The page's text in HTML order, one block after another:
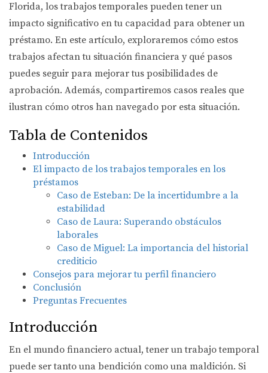
Florida, los trabajos temporales pueden tener un
impacto significativo en tu capacidad para obtener un
préstamo. En este artículo, exploraremos cómo estos
trabajos afectan tu situación financiera y qué pasos
puedes seguir para mejorar tus posibilidades de
aprobación. Además, compartiremos casos reales que
ilustran cómo otros han navegado por esta situación.
Tabla de Contenidos
Introducción
El impacto de los trabajos temporales en los
préstamos
Caso de Esteban: De la incertidumbre a la
estabilidad
Caso de Laura: Superando obstáculos
laborales
Caso de Miguel: La importancia del historial
crediticio
Consejos para mejorar tu perfil financiero
Conclusión
Preguntas Frecuentes
Introducción
En el mundo financiero actual, tener un trabajo temporal
puede ser tanto una bendición como una maldición. Si